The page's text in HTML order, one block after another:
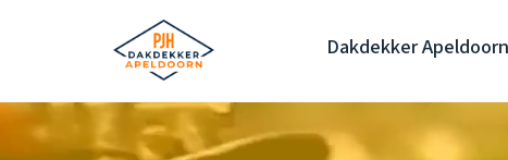
Dakdekker Apeldoorn